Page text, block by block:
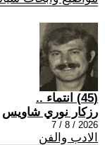
(45) انتماء ..
رزكار نوري شاويس
2026 / 8 / 7
الادب والفن